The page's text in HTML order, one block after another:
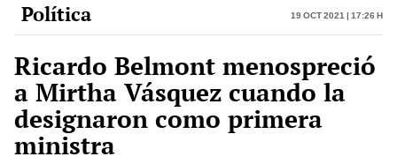
Política 19 Oct 2021 | 17:26 h
Ricardo Belmont menospreció
a Mirtha Vásquez cuando la
designaron como primera
ministra